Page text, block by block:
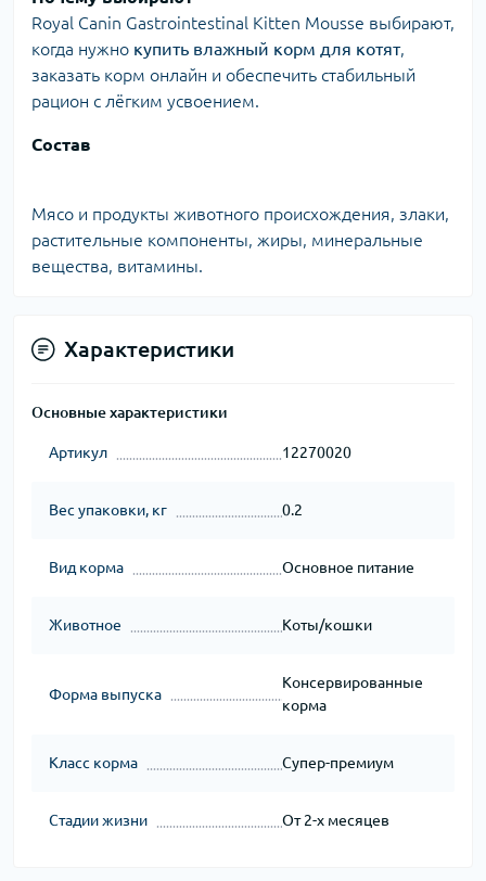
Royal Canin Gastrointestinal Kitten Mousse выбирают,
когда нужно купить влажный корм для котят,
заказать корм онлайн и обеспечить стабильный
рацион с лёгким усвоением.
Состав
Мясо и продукты животного происхождения, злаки,
растительные компоненты, жиры, минеральные
вещества, витамины.
Характеристики
Основные характеристики
Артикул 12270020
Вес упаковки, кг 0.2
Вид корма Основное питание
Животное Коты/кошки
Форма выпуска
Консервированные
корма
Класс корма Супер-премиум
Стадии жизни От 2-х месяцев